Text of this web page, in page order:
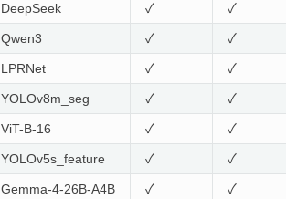
DeepSeek ✓ ✓
Qwen3 ✓ ✓
LPRNet ✓ ✓
YOLOv8m_seg ✓ ✓
ViT-B-16 ✓ ✓
YOLOv5s_feature ✓ ✓
Gemma-4-26B-A4B ✓ ✓